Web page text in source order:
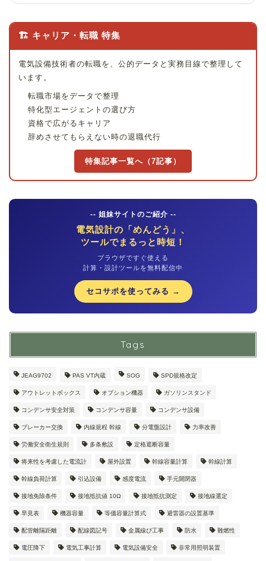
🏗 キャリア・転職 特集
電気設備技術者の転職を、公的データと実務目線で整理して
います。
転職市場をデータで整理
特化型エージェントの選び方
資格で広がるキャリア
辞めさせてもらえない時の退職代行
特集記事一覧へ（7記事）
-- 姐妹サイトのご紹介 --
電気設計の「めんどう」、
ツールでまるっと時短！
ブラウザですぐ使える
計算・設計ツールを無料配信中
セコサポを使ってみる →
Tags
JEAG9702 PAS VT内蔵 SOG SPD規格改定
アウトレットボックス オプション機器 ガソリンスタンド
コンデンサ安全対策 コンデンサ容量 コンデンサ設備
ブレーカー交換 内線規程 幹線 分電盤設計 力率改善
労働安全衛生規則 多条敷設 定格遮断容量
将来性を考慮した電流計 屋外設置 幹線容量計算 幹線計算
幹線負荷計算 引込設備 感度電流 手元開閉器
接地免除条件 接地抵抗値 10Ω 接地抵抗測定 接地線選定
早見表 機器容量 等価容量計算式 避雷器の設置基準
配管離隔距離 配線図記号 金属線ぴ工事 防水 難燃性
電圧降下 電気工事計算 電気設備安全 非常用照明装置